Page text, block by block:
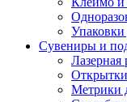
Сувениры и
Лазерная
Метрики